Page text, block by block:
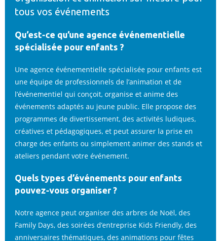
tous vos événements
Qu’est-ce qu’une agence événementielle
spécialisée pour enfants ?
Une agence événementielle spécialisée pour enfants est
une équipe de professionnels de l’animation et de
l’événementiel qui conçoit, organise et anime des
événements adaptés au jeune public. Elle propose des
programmes de divertissement, des activités ludiques,
créatives et pédagogiques, et peut assurer la prise en
charge des enfants ou simplement animer des stands et
ateliers pendant votre événement.
Quels types d’événements pour enfants
pouvez-vous organiser ?
Notre agence peut organiser des arbres de Noël, des
Family Days, des soirées d’entreprise Kids Friendly, des
anniversaires thématiques, des animations pour fêtes